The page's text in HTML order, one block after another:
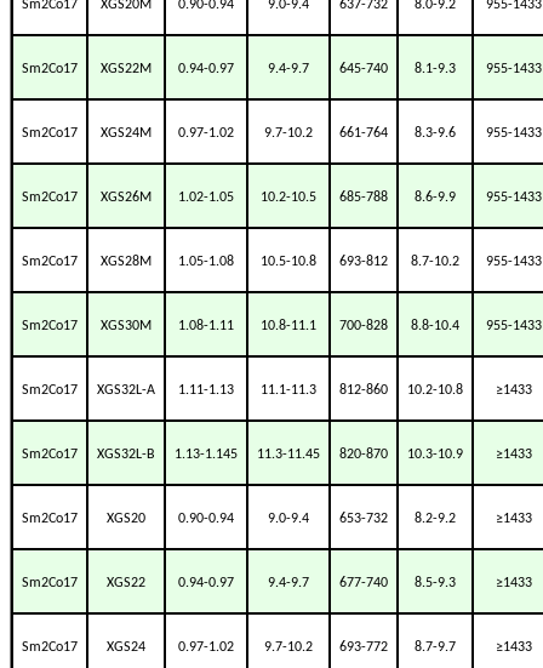
Sm2Co17 XGS20M 0.90-0.94 9.0-9.4 637-732 8.0-9.2 955-1433
Sm2Co17 XGS22M 0.94-0.97 9.4-9.7 645-740 8.1-9.3 955-1433
Sm2Co17 XGS24M 0.97-1.02 9.7-10.2 661-764 8.3-9.6 955-1433
Sm2Co17 XGS26M 1.02-1.05 10.2-10.5 685-788 8.6-9.9 955-1433
Sm2Co17 XGS28M 1.05-1.08 10.5-10.8 693-812 8.7-10.2 955-1433
Sm2Co17 XGS30M 1.08-1.11 10.8-11.1 700-828 8.8-10.4 955-1433
Sm2Co17 XGS32L-A 1.11-1.13 11.1-11.3 812-860 10.2-10.8 ≥1433
Sm2Co17 XGS32L-B 1.13-1.145 11.3-11.45 820-870 10.3-10.9 ≥1433
Sm2Co17 XGS20 0.90-0.94 9.0-9.4 653-732 8.2-9.2 ≥1433
Sm2Co17 XGS22 0.94-0.97 9.4-9.7 677-740 8.5-9.3 ≥1433
Sm2Co17 XGS24 0.97-1.02 9.7-10.2 693-772 8.7-9.7 ≥1433